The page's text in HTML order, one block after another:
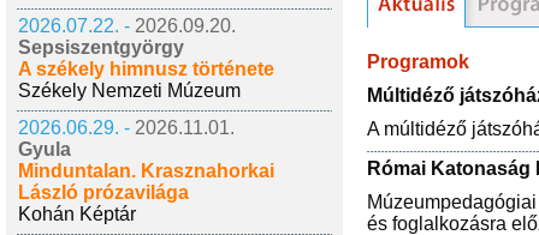
2026.07.22. - 2026.09.20.
Sepsiszentgyörgy
A székely himnusz története
Székely Nemzeti Múzeum
2026.06.29. - 2026.11.01.
Gyula
Minduntalan. Krasznahorkai
László prózavilága
Kohán Képtár
Programok
Múltidéző
A múltidéző
Római Katonaság
és foglalkozásra